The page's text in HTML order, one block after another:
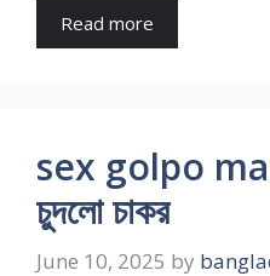
Read more
sex golpo ma
চুদলো চাকর
June 10, 2025 by